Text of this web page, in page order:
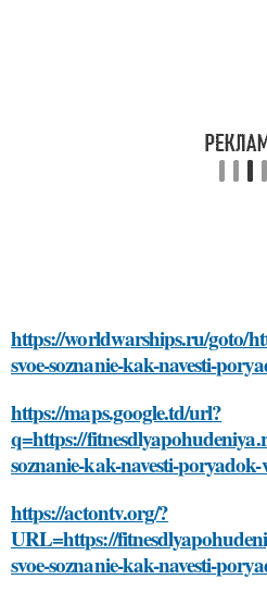
https://worldwarships.ru/goto/
svoe-soznanie-kak-navesti-
https://maps.google.td/url?
q=https://
soznanie-kak-navesti-
https://actontv.org/?
URL=https://
svoe-soznanie-kak-navesti-